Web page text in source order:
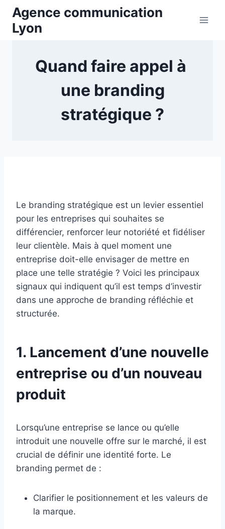
Aller
contenu
Agence communication
Lyon
Quand faire appel à
une branding
stratégique ?
Le branding stratégique est un levier essentiel
pour les entreprises qui souhaites se
différencier, renforcer leur notoriété et fidéliser
leur clientèle. Mais à quel moment une
entreprise doit-elle envisager de mettre en
place une telle stratégie ? Voici les principaux
signaux qui indiquent qu’il est temps d’investir
dans une approche de branding réfléchie et
structurée.
1. Lancement d’une nouvelle
entreprise ou d’un nouveau
produit
Lorsqu’une entreprise se lance ou qu’elle
introduit une nouvelle offre sur le marché, il est
crucial de définir une identité forte. Le
branding permet de :
Clarifier le positionnement et les valeurs de
la marque.